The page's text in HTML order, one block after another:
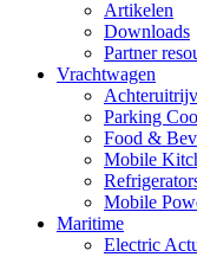
Artikelen
Downloads
Partner
Vrachtwagen
Parking
Food &
Mobile
Mobile
Maritime
Electric